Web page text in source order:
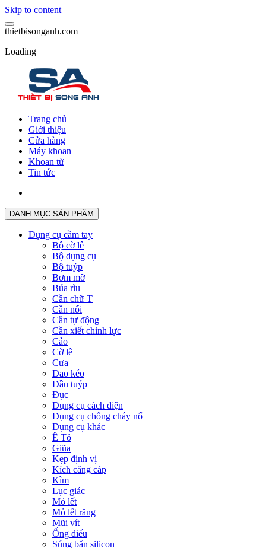
Skip to content
thietbisonganh.com
Loading
Trang chủ
Giới thiệu
Cửa hàng
Máy khoan
Khoan từ
Tin tức
DANH MỤC SẢN PHẨM
Dụng cụ cầm tay
Bộ cờ lê
Bộ dụng cụ
Bộ tuýp
Bơm mỡ
Búa rìu
Cần chữ T
Cần nối
Cần tự động
Cần xiết chỉnh lực
Cảo
Cờ lê
Cưa
Dao kéo
Đầu tuýp
Đục
Dụng cụ cách điện
Dụng cụ chống cháy nổ
Dụng cụ khác
Ê Tô
Giũa
Kẹp định vị
Kích căng cáp
Kìm
Lục giác
Mỏ lết
Mỏ lết răng
Mũi vít
Ống điếu
Súng bắn silicon